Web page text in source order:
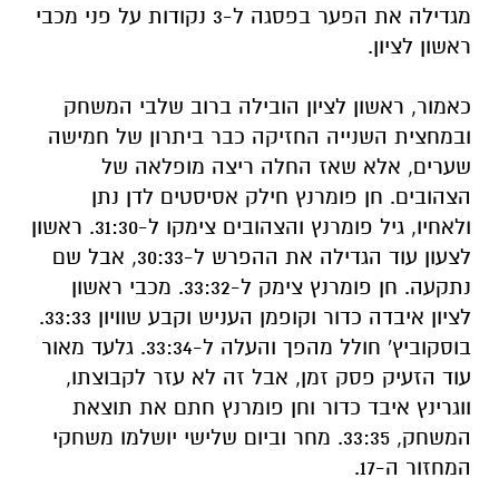
מגדילה את הפער בפסגה ל-3 נקודות על פני מכבי
ראשון לציון.
כאמור, ראשון לציון הובילה ברוב שלבי המשחק
ובמחצית השנייה החזיקה כבר ביתרון של חמישה
שערים, אלא שאז החלה ריצה מופלאה של
הצהובים. חן פומרנץ חילק אסיסטים לדן נתן
ולאחיו, גיל פומרנץ והצהובים צימקו ל-31:30. ראשון
לצעון עוד הגדילה את ההפרש ל-30:33, אבל שם
נתקעה. חן פומרנץ צימק ל-33:32. מכבי ראשון
לציון איבדה כדור וקופמן העניש וקבע שוויון 33:33.
בוסקוביץ' חולל מהפך והעלה ל-33:34. גלעד מאור
עוד הזעיק פסק זמן, אבל זה לא עזר לקבוצתו,
ווגרינץ איבד כדור וחן פומרנץ חתם את תוצאת
המשחק, 33:35. מחר וביום שלישי יושלמו משחקי
המחזור ה-17.